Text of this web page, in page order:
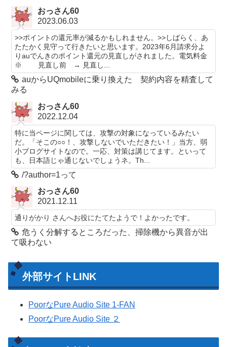
おっさん60
2023.06.03
>>ポイントの還元率が減るかもしれません。>>しばらく、あ
たたかく見守って行きたいと思います。2023年6月請求分よ
りauでんきのポイント還元の見直しがされました。電気料金
※ 見直し前 → 見直し...
auからUQmobileに乗り換えた 契約内容を精査して
みる
おっさん60
2022.12.04
特に当ページに関しては、攻撃の対象になっているみたい
だ。「そこの○○！、攻撃しないでいただきたい！」当方、弱
小ブログサイトなので。一応、対策は講じてます。といって
も、日本語じゃ通じないでしょうネ。Th...
/?author=1って
おっさん60
2021.12.11
通りがかり さんへお役にたてたようで！よかったです。
危うく分解するところだった、掃除機から異音が出
て吸わない
外部サイトLINK
PoorなPure Audio Site 1-FAN
PoorなPure Audio Site ２